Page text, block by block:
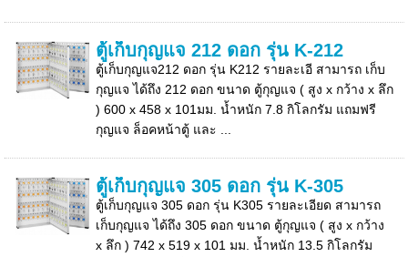
ตู้เก็บกุญแจ 212 ดอก รุ่น K-212
ตู้เก็บกุญแจ212 ดอก รุ่น K212 รายละเอี สามารถ เก็บ
กุญแจ ได้ถึง 212 ดอก ขนาด ตู้กุญแจ ( สูง x กว้าง x ลึก
) 600 x 458 x 101มม. น้ำหนัก 7.8 กิโลกรัม แถมฟรี
กุญแจ ล็อคหน้าตู้ และ ...
ตู้เก็บกุญแจ 305 ดอก รุ่น K-305
ตู้เก็บกุญแจ 305 ดอก รุ่น K305 รายละเอียด สามารถ
เก็บกุญแจ ได้ถึง 305 ดอก ขนาด ตู้กุญแจ ( สูง x กว้าง
x ลึก ) 742 x 519 x 101 มม. น้ำหนัก 13.5 กิโลกรัม